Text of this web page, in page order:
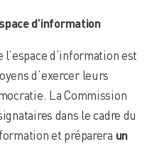
d’information
d’information est
d’exercer leurs
La Commission
dans le cadre du
et préparera un